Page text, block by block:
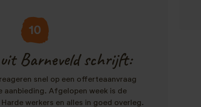
10
Barneveld schrijft:
snel op een offerteaanvraag
aanbieding. Afgelopen week is de
werkers en alles in goed overleg.